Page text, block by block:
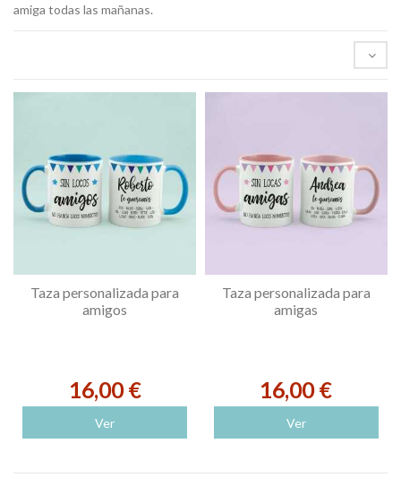
amiga todas las mañanas.
Taza personalizada para
amigos
16,00 €
Ver
Taza personalizada para
amigas
16,00 €
Ver